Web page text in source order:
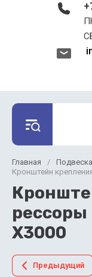
Главная / Подвеска
Кронштейн
рессоры
X3000
Предыдущий